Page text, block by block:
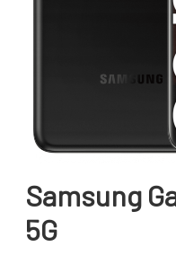
Samsung
5G